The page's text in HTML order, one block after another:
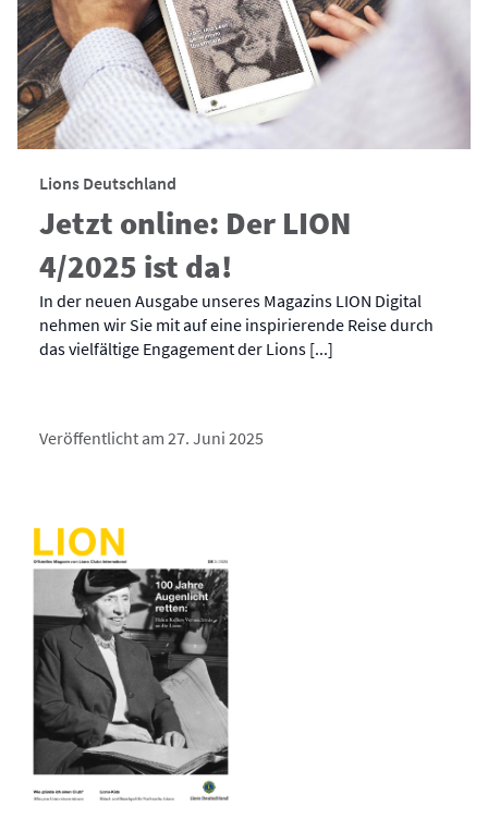
Lions Deutschland
Jetzt online: Der LION
4/2025 ist da!
In der neuen Ausgabe unseres Magazins LION Digital
nehmen wir Sie mit auf eine inspirierende Reise durch
das vielfältige Engagement der Lions [...]
Veröffentlicht am 27. Juni 2025